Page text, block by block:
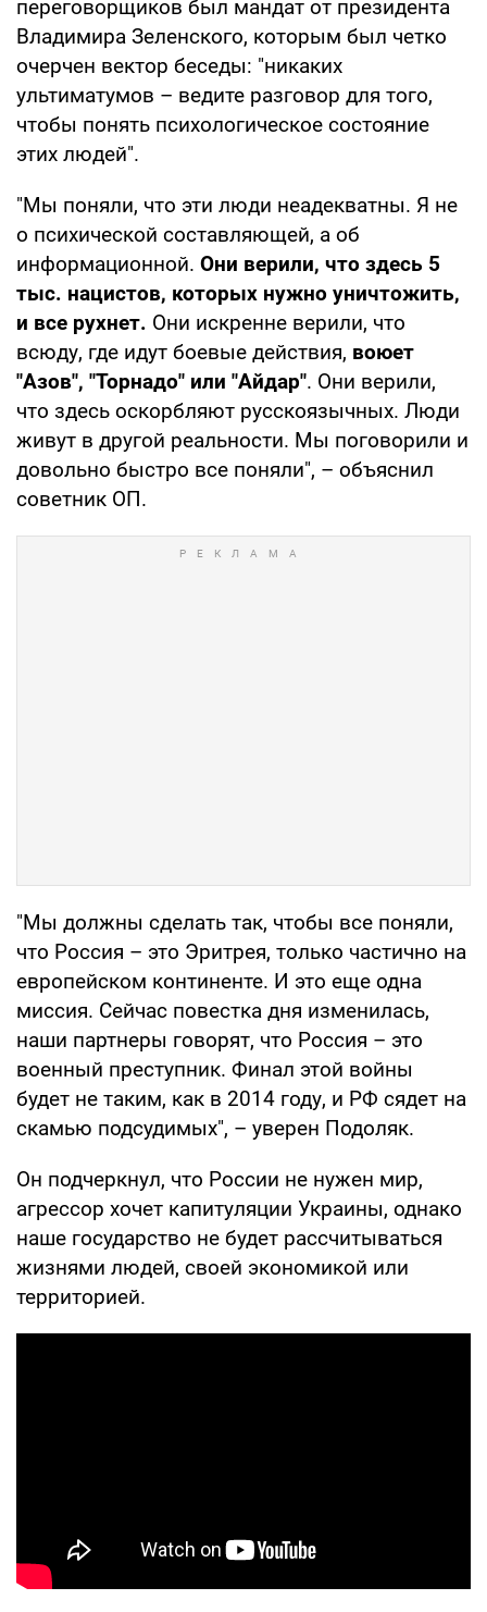
переговорщиков был мандат от президента
Владимира Зеленского, которым был четко
очерчен вектор беседы: "никаких
ультиматумов – ведите разговор для того,
чтобы понять психологическое состояние
этих людей".
"Мы поняли, что эти люди неадекватны. Я не
о психической составляющей, а об
информационной. Они верили, что здесь 5
тыс. нацистов, которых нужно уничтожить,
и все рухнет. Они искренне верили, что
всюду, где идут боевые действия, воюет
"Азов", "Торнадо" или "Айдар". Они верили,
что здесь оскорбляют русскоязычных. Люди
живут в другой реальности. Мы поговорили и
довольно быстро все поняли", – объяснил
советник ОП.
"Мы должны сделать так, чтобы все поняли,
что Россия – это Эритрея, только частично на
европейском континенте. И это еще одна
миссия. Сейчас повестка дня изменилась,
наши партнеры говорят, что Россия – это
военный преступник. Финал этой войны
будет не таким, как в 2014 году, и РФ сядет на
скамью подсудимых", – уверен Подоляк.
Он подчеркнул, что России не нужен мир,
агрессор хочет капитуляции Украины, однако
наше государство не будет рассчитываться
жизнями людей, своей экономикой или
территорией.